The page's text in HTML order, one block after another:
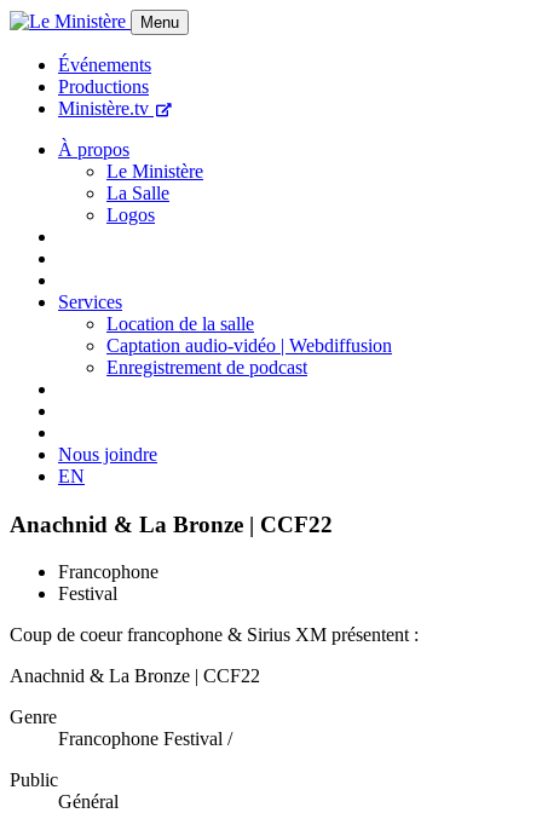
Menu
Événements
Productions
Ministère.tv
À propos
Le Ministère
La Salle
Logos
Services
Location de la salle
Captation audio-vidéo | Webdiffusion
Enregistrement de podcast
Nous joindre
EN
Anachnid & La Bronze | CCF22
Francophone
Festival
Coup de coeur francophone & Sirius XM présentent :
Anachnid & La Bronze | CCF22
Genre
Francophone Festival /
Public
Général